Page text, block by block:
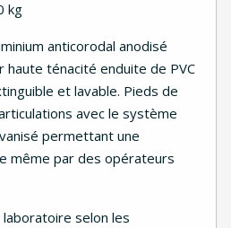
kg
anticorodal anodisé
ténacité enduite de PVC
et lavable. Pieds de
avec le système
permettant une
même par des opérateurs
selon les